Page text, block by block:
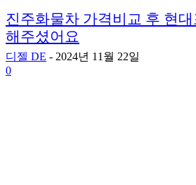
진주화물차 가격비교 후 현
해주셨어요
디젤 DE - 2024년 11월 22일
0